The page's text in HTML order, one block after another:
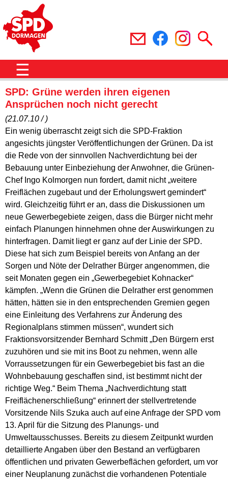
☰
SPD: Grüne werden ihren eigenen
Ansprüchen noch nicht gerecht
(21.07.10 / )
Ein wenig überrascht zeigt sich die SPD-Fraktion
angesichts jüngster Veröffentlichungen der Grünen. Da ist
die Rede von der sinnvollen Nachverdichtung bei der
Bebauung unter Einbeziehung der Anwohner, die Grünen-
Chef Ingo Kolmorgen nun fordert, damit nicht „weitere
Freiflächen zugebaut und der Erholungswert gemindert“
wird. Gleichzeitig führt er an, dass die Diskussionen um
neue Gewerbegebiete zeigen, dass die Bürger nicht mehr
einfach Planungen hinnehmen ohne der Auswirkungen zu
hinterfragen. Damit liegt er ganz auf der Linie der SPD.
Diese hat sich zum Beispiel bereits von Anfang an der
Sorgen und Nöte der Delrather Bürger angenommen, die
seit Monaten gegen ein „Gewerbegebiet Kohnacker“
kämpfen. „Wenn die Grünen die Delrather erst genommen
hätten, hätten sie in den entsprechenden Gremien gegen
eine Einleitung des Verfahrens zur Änderung des
Regionalplans stimmen müssen“, wundert sich
Fraktionsvorsitzender Bernhard Schmitt „Den Bürgern erst
zuzuhören und sie mit ins Boot zu nehmen, wenn alle
Vorraussetzungen für ein Gewerbegebiet bis fast an die
Wohnbebauung geschaffen sind, ist bestimmt nicht der
richtige Weg.“ Beim Thema „Nachverdichtung statt
Freiflächenerschließung“ erinnert der stellvertretende
Vorsitzende Nils Szuka auch auf eine Anfrage der SPD vom
13. April für die Sitzung des Planungs- und
Umweltausschusses. Bereits zu diesem Zeitpunkt wurden
detaillierte Angaben über den Bestand an verfügbaren
öffentlichen und privaten Gewerbeflächen gefordert, um vor
einer Neuplanung zunächst die vorhandenen Potentiale